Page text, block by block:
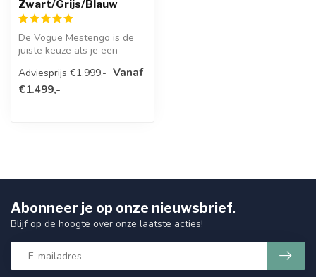
Zwart/Grijs/Blauw
De Vogue Mestengo is de
juiste keuze als je een
elektri...
Adviesprijs €1.999,- Vanaf
€1.499,-
Abonneer je op onze nieuwsbrief.
Blijf op de hoogte over onze laatste acties!